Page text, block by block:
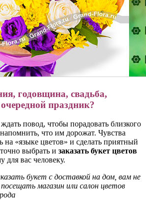
годовщина, свадьба,
праздник?
повод, чтобы порадовать близкого
что им дорожат. Чувства
на «языке цветов» и сделать приятный
выбрать и заказать букет цветов
для вас человеку.
букет с доставкой на дом, вам не
магазин или салон цветов